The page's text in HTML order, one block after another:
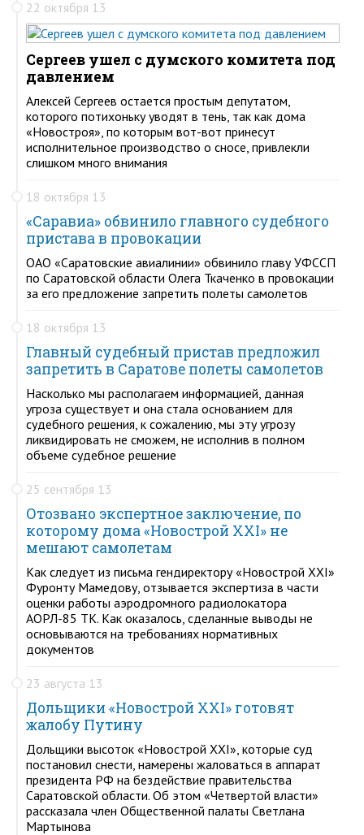
22 октября 13
Сергеев ушел с думского комитета под
давлением
Алексей Сергеев остается простым депутатом,
которого потихоньку уводят в тень, так как дома
«Новостроя», по которым вот-вот принесут
исполнительное производство о сносе, привлекли
слишком много внимания
18 октября 13
«Саравиа» обвинило главного судебного
пристава в провокации
ОАО «Саратовские авиалинии» обвинило главу УФССП
по Саратовской области Олега Ткаченко в провокации
за его предложение запретить полеты самолетов
18 октября 13
Главный судебный пристав предложил
запретить в Саратове полеты самолетов
Насколько мы располагаем информацией, данная
угроза существует и она стала основанием для
судебного решения, к сожалению, мы эту угрозу
ликвидировать не сможем, не исполнив в полном
объеме судебное решение
25 сентября 13
Отозвано экспертное заключение, по
которому дома «Новострой XXI» не
мешают самолетам
Как следует из письма гендиректору «Новострой XXI»
Фуронту Мамедову, отзывается экспертиза в части
оценки работы аэродромного радиолокатора
АОРЛ-85 ТК. Как оказалось, сделанные выводы не
основываются на требованиях нормативных
документов
23 августа 13
Дольщики «Новострой XXI» готовят
жалобу Путину
Дольщики высоток «Новострой XXI», которые суд
постановил снести, намерены жаловаться в аппарат
президента РФ на бездействие правительства
Саратовской области. Об этом «Четвертой власти»
рассказала член Общественной палаты Светлана
Мартынова